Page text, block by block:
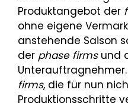
Produktangebot der
ohne eigene
anstehende Saison
der phase firms und
firms, die für nun
Produktionsschritte